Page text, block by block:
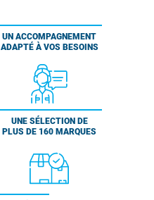
UN ACCOMPAGNEMENT
ADAPTÉ À VOS BESOINS
UNE SÉLECTION DE
PLUS DE 160 MARQUES